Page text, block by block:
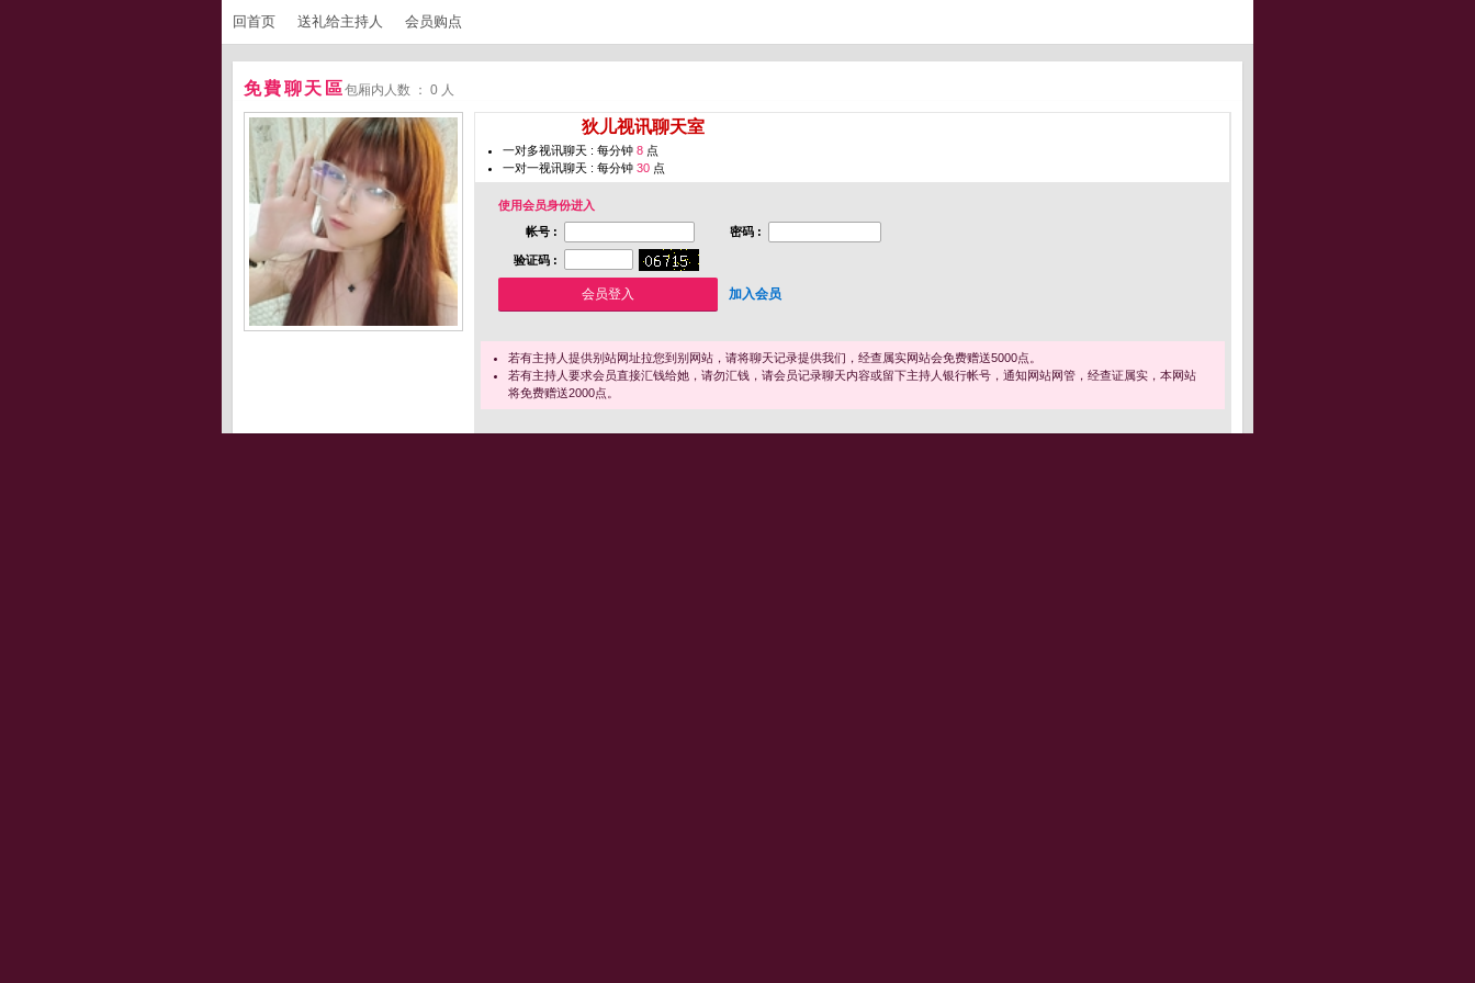
回首页 送礼给主持人 会员购点
免費聊天區包厢内人数 ： 0 人
狄儿视讯聊天室
一对多视讯聊天 : 每分钟 8 点
一对一视讯聊天 : 每分钟 30 点
使用会员身份进入
帐号 :
密码 :
验证码 :
加入会员
若有主持人提供别站网址拉您到别网站，请将聊天记录提供我们，经查属实网站会免费赠送5000点。
若有主持人要求会员直接汇钱给她，请勿汇钱，请会员记录聊天内容或留下主持人银行帐号，通知网站网管，经查证属实，本网站
将免费赠送2000点。